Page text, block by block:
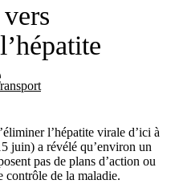
l’hépatite virale d’ici à
juin) a révélé qu’environ un
pas de plans d’action ou
contrôle de la maladie.